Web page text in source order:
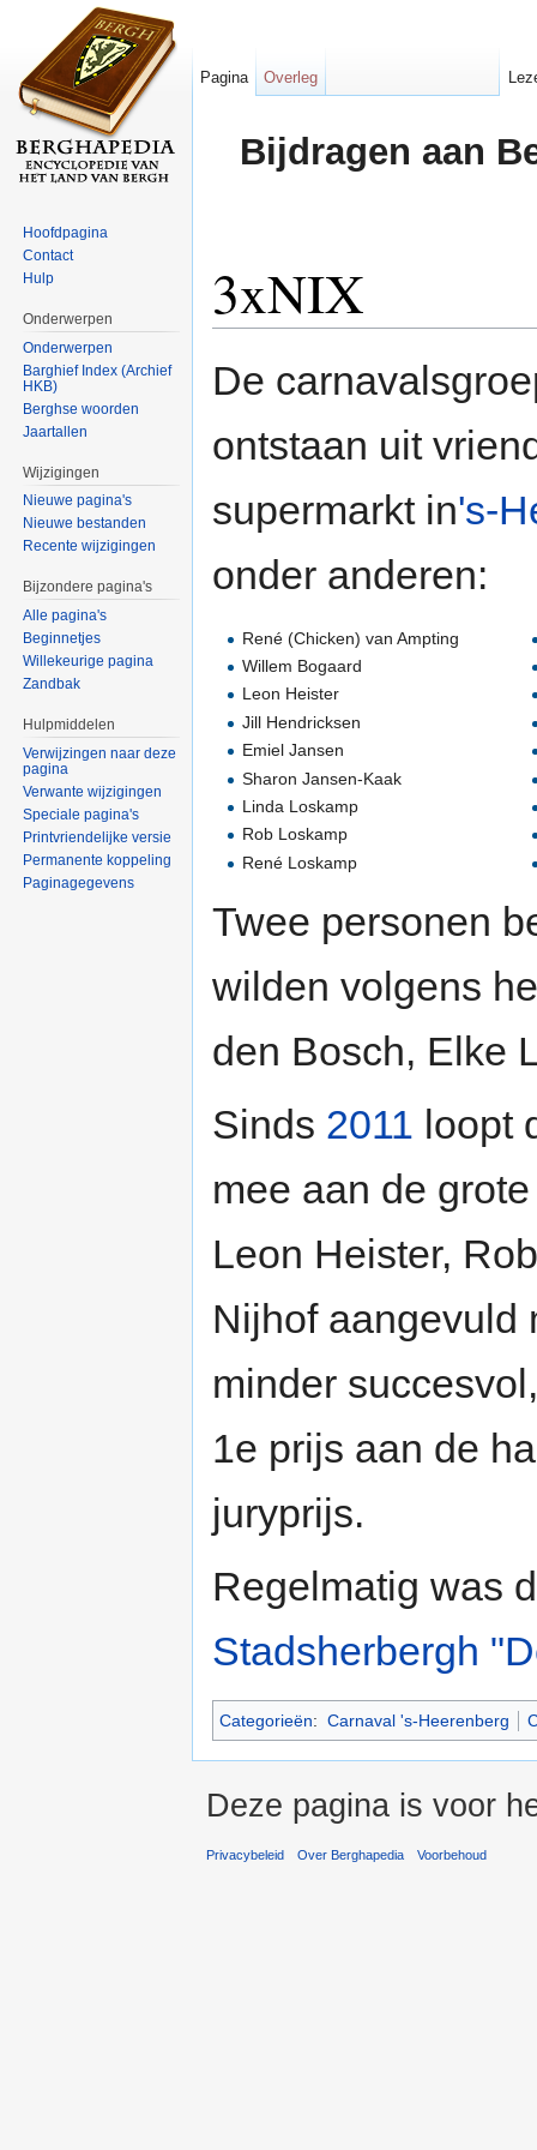
Bijdragen aan
3xNIX
De
ontstaan uit
supermarkt in's-
onder anderen:
René (Chicken) van Ampting
Willem Bogaard
Leon Heister
Jill Hendricksen
Emiel Jansen
Sharon Jansen-Kaak
Linda Loskamp
Rob Loskamp
René Loskamp
Twee personen
wilden volgens
den Bosch, Elke
Sinds 2011 loopt
mee aan de
Leon Heister,
Nijhof aangevuld
minder
1e prijs aan de
juryprijs.
Regelmatig was
Stadsherbergh
Categorieën: Carnaval 's-Heerenberg
Pagina Overleg
Hoofdpagina
Contact
Hulp
Onderwerpen
Onderwerpen
Barghief Index (Archief
HKB)
Berghse woorden
Jaartallen
Wijzigingen
Nieuwe pagina's
Nieuwe bestanden
Recente wijzigingen
Bijzondere pagina's
Alle pagina's
Beginnetjes
Willekeurige pagina
Zandbak
Hulpmiddelen
Verwijzingen naar deze
pagina
Verwante wijzigingen
Speciale pagina's
Printvriendelijke versie
Permanente koppeling
Paginagegevens
Deze pagina is voor
Privacybeleid Over Berghapedia Voorbehoud